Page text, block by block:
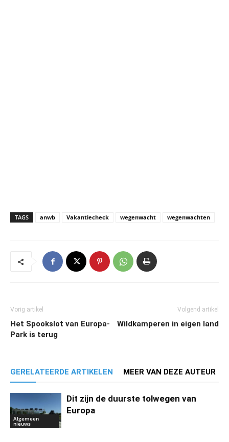
TAGS anwb Vakantiecheck wegenwacht wegenwachten
Vorig artikel
Het Spookslot van Europa-
Park is terug
Volgend artikel
Wildkamperen in eigen land
GERELATEERDE ARTIKELEN MEER VAN DEZE AUTEUR
Algemeen
nieuws
Dit zijn de duurste tolwegen van
Europa